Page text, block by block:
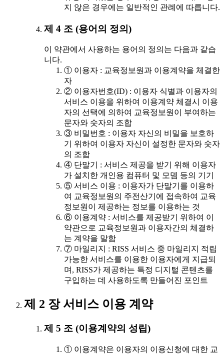
지 않은 경우에는 일반적인 관례에 따릅니다.
제 4 조 (용어의 정의)
이 약관에서 사용하는 용어의 정의는 다음과 같습
니다.
① 이용자 : 교육정보원과 이용계약을 체결한
자
② 이용자번호(ID) : 이용자 식별과 이용자의
서비스 이용을 위하여 이용계약 체결시 이용
자의 선택에 의하여 교육정보원이 부여하는
문자와 숫자의 조합
③ 비밀번호 : 이용자 자신의 비밀을 보호하
기 위하여 이용자 자신이 설정한 문자와 숫자
의 조합
④ 단말기 : 서비스 제공을 받기 위해 이용자
가 설치한 개인용 컴퓨터 및 모뎀 등의 기기
⑤ 서비스 이용 : 이용자가 단말기를 이용하
여 교육정보원의 주전산기에 접속하여 교육
정보원이 제공하는 정보를 이용하는 것
⑥ 이용계약 : 서비스를 제공받기 위하여 이
약관으로 교육정보원과 이용자간의 체결하
는 계약을 말함
⑦ 마일리지 : RISS 서비스 중 마일리지 적립
가능한 서비스를 이용한 이용자에게 지급되
며, RISS가 제공하는 특정 디지털 콘텐츠를
구입하는 데 사용하도록 만들어진 포인트
제 2 장 서비스 이용 계약
제 5 조 (이용계약의 성립)
① 이용계약은 이용자의 이용신청에 대한 교